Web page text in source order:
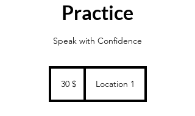
Practice
Speak with Confidence
ΗΠΑ30 $ Location 1